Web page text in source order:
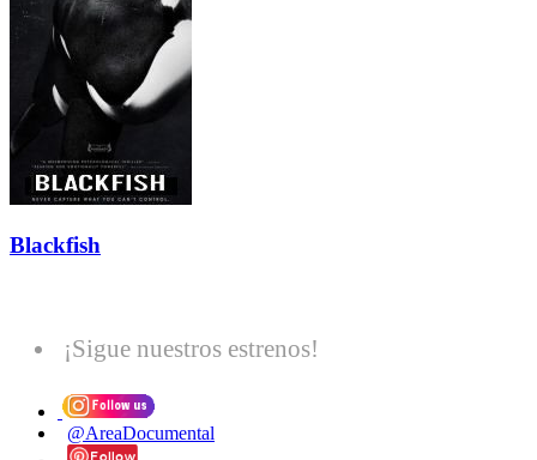
Blackfish
¡Sigue nuestros estrenos!
@AreaDocumental